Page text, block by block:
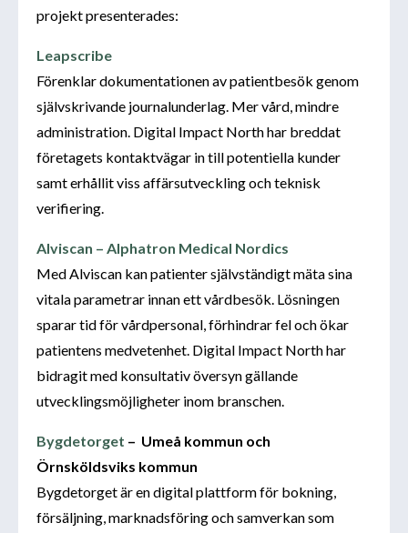
projekt presenterades:
Leapscribe
Förenklar dokumentationen av patientbesök genom
självskrivande journalunderlag. Mer vård, mindre
administration. Digital Impact North har breddat
företagets kontaktvägar in till potentiella kunder
samt erhållit viss affärsutveckling och teknisk
verifiering.
Alviscan – Alphatron Medical Nordics
Med Alviscan kan patienter självständigt mäta sina
vitala parametrar innan ett vårdbesök. Lösningen
sparar tid för vårdpersonal, förhindrar fel och ökar
patientens medvetenhet. Digital Impact North har
bidragit med konsultativ översyn gällande
utvecklingsmöjligheter inom branschen.
Bygdetorget – Umeå kommun och
Örnsköldsviks kommun
Bygdetorget är en digital plattform för bokning,
försäljning, marknadsföring och samverkan som